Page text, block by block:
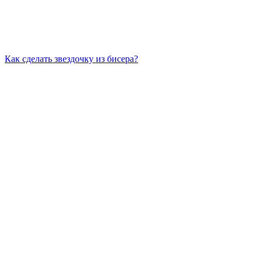
Как сделать звездочку из бисера?